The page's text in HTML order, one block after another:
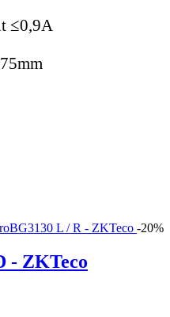
≤0,9A
-20%
- ZKTeco